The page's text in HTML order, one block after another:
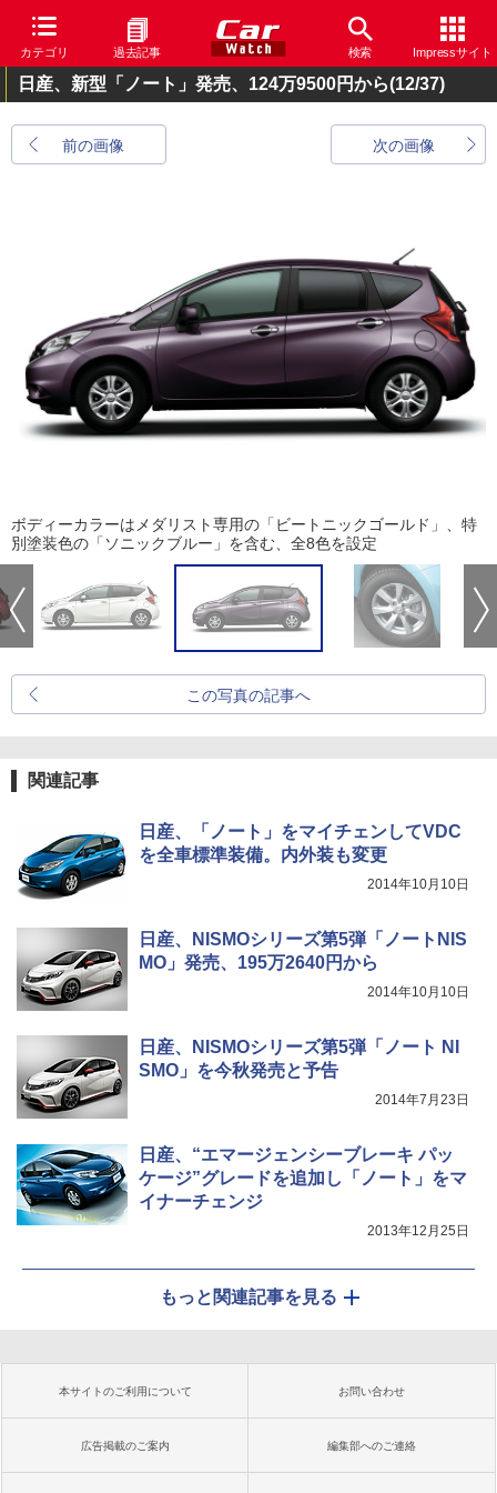
カテゴリ 過去記事 検索 Impressサイト
日産、新型「ノート」発売、124万9500円から(12/37)
前の画像 次の画像
ボディーカラーはメダリスト専用の「ビートニックゴールド」、特
別塗装色の「ソニックブルー」を含む、全8色を設定
この写真の記事へ
関連記事
日産、「ノート」をマイチェンしてVDC
を全車標準装備。内外装も変更
2014年10月10日
日産、NISMOシリーズ第5弾「ノートNIS
MO」発売、195万2640円から
2014年10月10日
日産、NISMOシリーズ第5弾「ノート NI
SMO」を今秋発売と予告
2014年7月23日
日産、“エマージェンシーブレーキ パッ
ケージ”グレードを追加し「ノート」をマ
イナーチェンジ
2013年12月25日
もっと関連記事を見る
本サイトのご利用について お問い合わせ
広告掲載のご案内 編集部へのご連絡